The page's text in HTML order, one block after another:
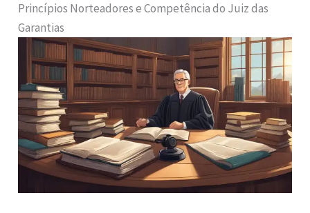
Princípios Norteadores e Competência do Juiz das
Garantias